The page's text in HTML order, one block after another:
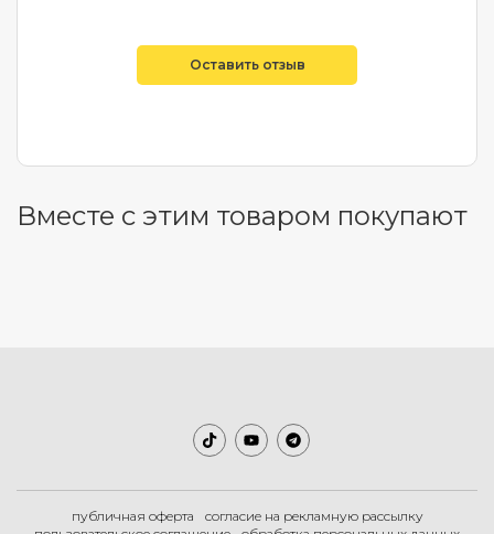
Оставить отзыв
Вместе с этим товаром покупают
публичная оферта
согласие на рекламную рассылку